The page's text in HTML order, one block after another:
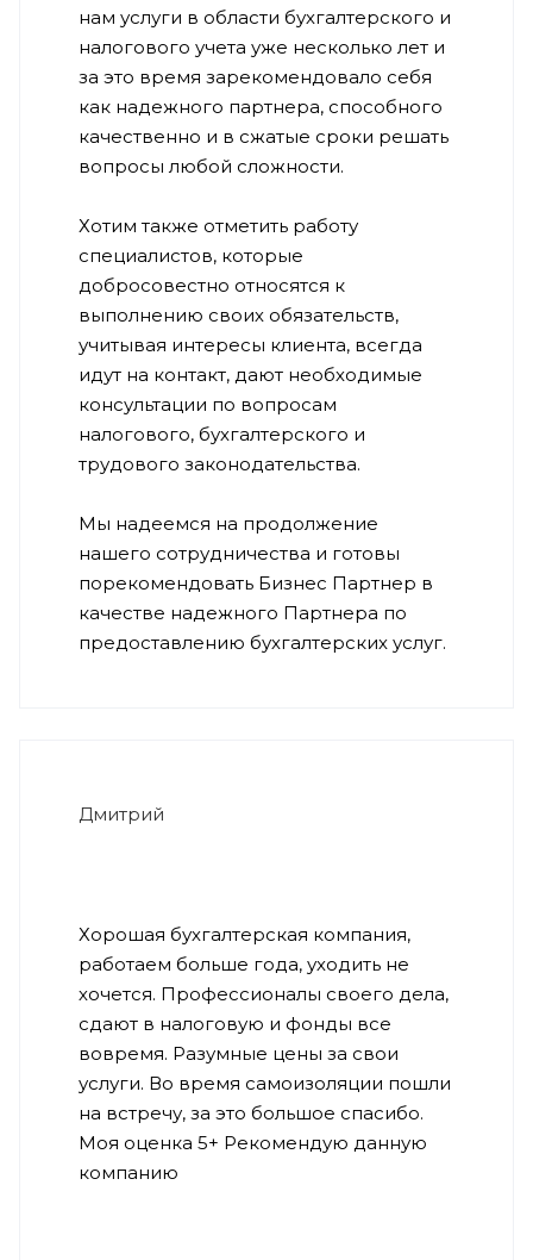
нам услуги в области бухгалтерского и
налогового учета уже несколько лет и
за это время зарекомендовало себя
как надежного партнера, способного
качественно и в сжатые сроки решать
вопросы любой сложности.
Хотим также отметить работу
специалистов, которые
добросовестно относятся к
выполнению своих обязательств,
учитывая интересы клиента, всегда
идут на контакт, дают необходимые
консультации по вопросам
налогового, бухгалтерского и
трудового законодательства.
Мы надеемся на продолжение
нашего сотрудничества и готовы
порекомендовать Бизнес Партнер в
качестве надежного Партнера по
предоставлению бухгалтерских услуг.
Дмитрий
Хорошая бухгалтерская компания,
работаем больше года, уходить не
хочется. Профессионалы своего дела,
сдают в налоговую и фонды все
вовремя. Разумные цены за свои
услуги. Во время самоизоляции пошли
на встречу, за это большое спасибо.
Моя оценка 5+ Рекомендую данную
компанию